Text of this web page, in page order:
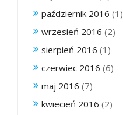
październik 2016 (1)
wrzesień 2016 (2)
sierpień 2016 (1)
czerwiec 2016 (6)
maj 2016 (7)
kwiecień 2016 (2)